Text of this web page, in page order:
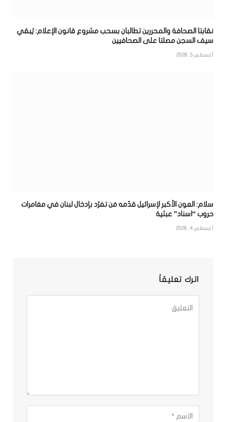
نقابتا الصحافة والمحررين تطالبان بسحب مشروع قانون الإعلام: يُبقي
سيف السجن مصلتا على الصحافيين
أغسطس 5, 2026
سلام: العون الأكبر لإسرائيل قدّمه مَن تفرّد بإدخال لبنان في مغامرات
حروب “اسناد” عبثية
أغسطس 4, 2026
اترك تعليقاً